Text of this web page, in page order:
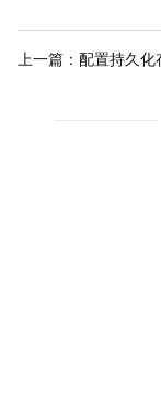
上一篇： 配置持久化